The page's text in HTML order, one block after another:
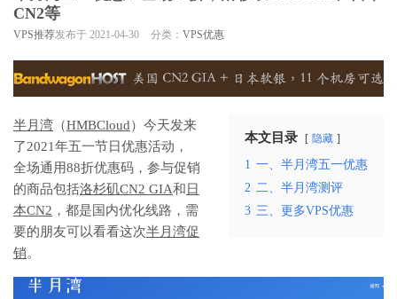
CN2等
VPS推荐发布于 2021-04-30 分类： VPS优惠
本文目录 隐藏
1 一、半月湾五一优惠
2 二、半月湾测评
3 三、更多VPS优惠
半月湾 （HMBCloud）今天发来
了2021年五一节日优惠活动，
全场通用88折优惠码，参与促销
的商品包括洛杉矶CN2 GIA和 日
本CN2 ，都是国内优化线路，需
要的朋友可以看看这次半月湾促
销。